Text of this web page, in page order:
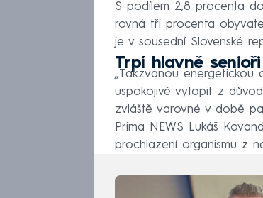
S podílem 2,8 procenta
rovná tři procenta
je v sousední Slovenské
Trpí hlavně senioři
„Takzvanou
uspokojivě vytopit z
zvláště varovné v době
Prima NEWS Lukáš
prochlazení organismu z